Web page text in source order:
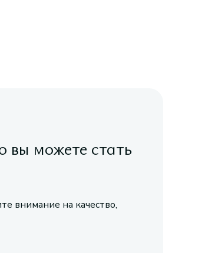
вы можете стать
внимание на качество,